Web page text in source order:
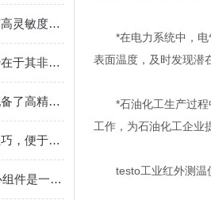
便携红外热像仪配备有高灵敏度探测器
手持红外热像仪的优势在于其非接触式的检测方式
手持红外热像仪内部配备了高精度红外探测器
手持红外热像仪设计轻巧，便于携带和操作
testo红外热像仪的核心组件是一个焦平面阵列探测器
*在电力系统中，电
表面温度，及时发现潜
*石油化工生产过程中
工作，为石油化工企业
testo工业红外测温